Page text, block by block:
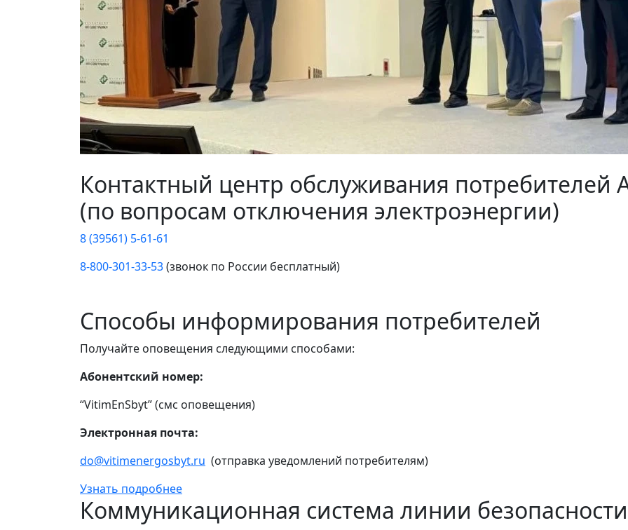
Контактный центр обслуживания потребителей
(по вопросам отключения электроэнергии)
8 (39561) 5-61-61
8-800-301-33-53(звонок по России бесплатный)
Способы информирования потребителей
Получайте оповещения следующими способами:
Абонентский номер:
“VitimEnSbyt” (смс оповещения)
Электронная почта:
do@vitimenergosbyt.ru (отправка уведомлений потребителям)
Узнать подробнее
Коммуникационная система линии безопасности